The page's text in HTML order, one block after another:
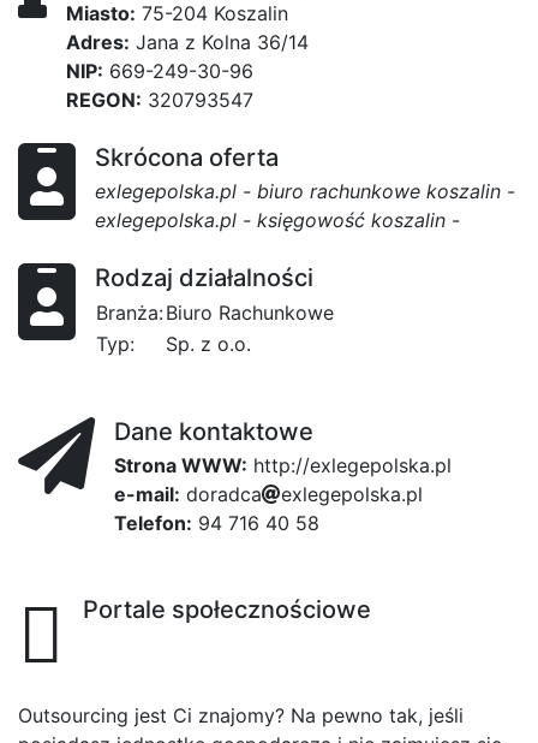
Miasto: 75-204 Koszalin
Adres: Jana z Kolna 36/14
NIP: 669-249-30-96
REGON: 320793547
Skrócona oferta
exlegepolska.pl - biuro rachunkowe koszalin -
exlegepolska.pl - księgowość koszalin -
Rodzaj działalności
Branża:Biuro Rachunkowe
Typ:
Sp. z o.o.
Dane kontaktowe
Strona WWW: http://exlegepolska.pl
e-mail: doradcaee7
ex9
legepo99
lska975
.9d
pl
Telefon: 94 716 40 58
Portale społecznościowe
Outsourcing jest Ci znajomy? Na pewno tak, jeśli